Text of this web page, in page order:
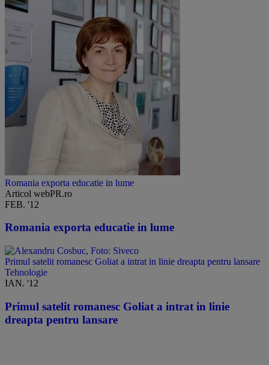
Romania exporta educatie in lume
Articol webPR.ro
FEB. '12
Romania exporta educatie in lume
Primul satelit romanesc Goliat a intrat in linie dreapta pentru lansare
Tehnologie
IAN. '12
Primul satelit romanesc Goliat a intrat in linie
dreapta pentru lansare